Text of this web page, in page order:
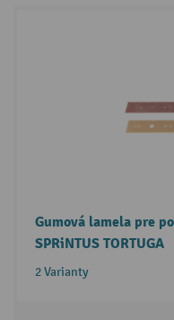
Gumová lamela pre
SPRiNTUS TORTUGA
2 Varianty